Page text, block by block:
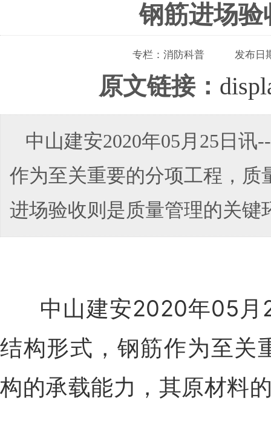
钢筋进场验
专栏： 消防科普 发布日
原文链接：
中山建安2020年05月25日
作为至关重要的分项工程，
进场验收则是质量管理的关键
中山建安2020年05月
结构形式，钢筋作为至关
构的承载能力，其原材料